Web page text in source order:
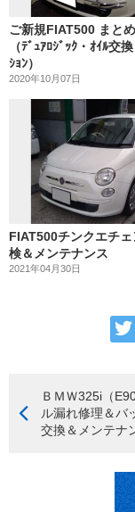
ご新規FIAT500 まと
（ﾃﾞｭｱﾛｼﾞｯｸ・ｵｲﾙ交
ｼｮﾝ）
2020年10月07日
FIAT500チンクエチ
検＆メンテナンス
2021年04月30日
ＢＭＷ325i（
ル漏れ修理＆バ
交換＆メンテナ